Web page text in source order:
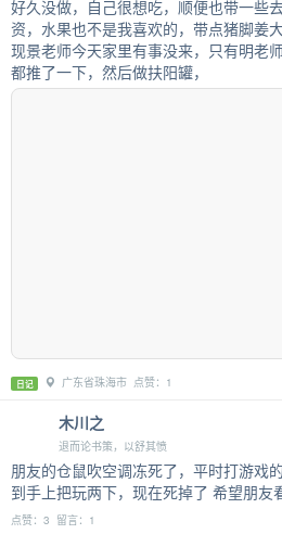
好久没做，自己很想吃，顺便也带一些
资，水果也不是我喜欢的，带点猪脚姜
现景老师今天家里有事没来，只有明老
都推了一下，然后做扶阳罐，
日记 广东省珠海市 点赞：1
木川之
退而论书策，以舒其愤
朋友的仓鼠吹空调冻死了，平时打游戏
到手上把玩两下，现在死掉了 希望朋友
点赞：3 留言：1